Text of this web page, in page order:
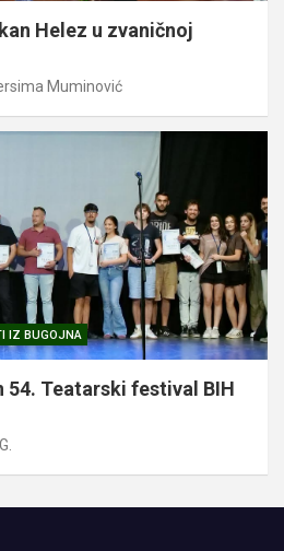
Helez u zvaničnoj
Muminović
IZ BUGOJNA
54. Teatarski festival BIH